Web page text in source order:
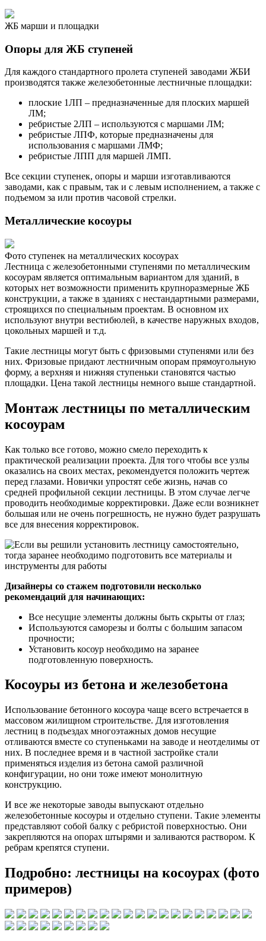
ЖБ марши и площадки
Опоры для ЖБ ступеней
Для каждого стандартного пролета ступеней заводами ЖБИ
производятся также железобетонные лестничные площадки:
плоские 1ЛП – предназначенные для плоских маршей
ЛМ;
ребристые 2ЛП – используются с маршами ЛМ;
ребристые ЛПФ, которые предназначены для
использования с маршами ЛМФ;
ребристые ЛПП для маршей ЛМП.
Все секции ступенек, опоры и марши изготавливаются
заводами, как с правым, так и с левым исполнением, а также с
подъемом за или против часовой стрелки.
Металлические косоуры
Фото ступенек на металлических косоурах
Лестница с железобетонными ступенями по металлическим
косоурам является оптимальным вариантом для зданий, в
которых нет возможности применить крупноразмерные ЖБ
конструкции, а также в зданиях с нестандартными размерами,
строящихся по специальным проектам. В основном их
используют внутри вестибюлей, в качестве наружных входов,
цокольных маршей и т.д.
Такие лестницы могут быть с фризовыми ступенями или без
них. Фризовые придают лестничным опорам прямоугольную
форму, а верхняя и нижняя ступеньки становятся частью
площадки. Цена такой лестницы немного выше стандартной.
Монтаж лестницы по металлическим
косоурам
Как только все готово, можно смело переходить к
практической реализации проекта. Для того чтобы все узлы
оказались на своих местах, рекомендуется положить чертеж
перед глазами. Новички упростят себе жизнь, начав со
средней профильной секции лестницы. В этом случае легче
проводить необходимые корректировки. Даже если возникнет
большая или не очень погрешность, не нужно будет разрушать
все для внесения корректировок.
Дизайнеры со стажем подготовили несколько
рекомендаций для начинающих:
Все несущие элементы должны быть скрыты от глаз;
Используются саморезы и болты с большим запасом
прочности;
Установить косоур необходимо на заранее
подготовленную поверхность.
Косоуры из бетона и железобетона
Использование бетонного косоура чаще всего встречается в
массовом жилищном строительстве. Для изготовления
лестниц в подъездах многоэтажных домов несущие
отливаются вместе со ступеньками на заводе и неотделимы от
них. В последнее время и в частной застройке стали
применяться изделия из бетона самой различной
конфигурации, но они тоже имеют монолитную
конструкцию.
И все же некоторые заводы выпускают отдельно
железобетонные косоуры и отдельно ступени. Такие элементы
представляют собой балку с ребристой поверхностью. Они
закрепляются на опорах штырями и заливаются раствором. К
ребрам крепятся ступени.
Подробно: лестницы на косоурах (фото
примеров)